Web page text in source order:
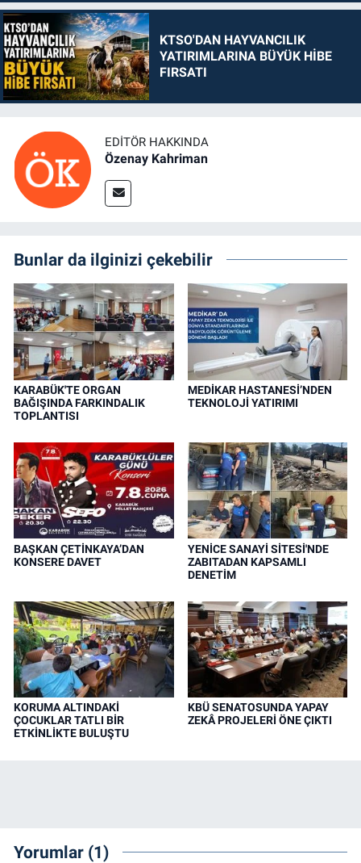
KTSO'DAN HAYVANCILIK
YATIRIMLARINA BÜYÜK HİBE
FIRSATI
EDITÖR HAKKINDA
Özenay Kahriman
Bunlar da ilginizi çekebilir
KARABÜK'TE ORGAN
BAĞIŞINDA FARKINDALIK
TOPLANTISI
MEDİKAR HASTANESİ’NDEN
TEKNOLOJİ YATIRIMI
BAŞKAN ÇETİNKAYA’DAN
KONSERE DAVET
YENİCE SANAYİ SİTESİ'NDE
ZABITADAN KAPSAMLI
DENETİM
KORUMA ALTINDAKİ
ÇOCUKLAR TATLI BİR
ETKİNLİKTE BULUŞTU
KBÜ SENATOSUNDA YAPAY
ZEKÂ PROJELERİ ÖNE ÇIKTI
Yorumlar (1)